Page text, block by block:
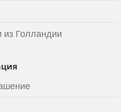
из Голландии